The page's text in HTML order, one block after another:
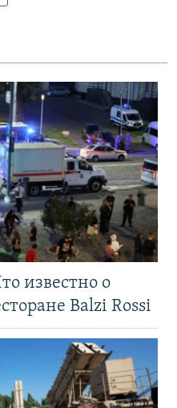
известно о
Balzi Rossi